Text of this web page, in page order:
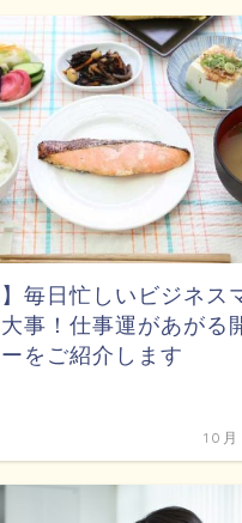
】毎日忙しいビジネス
事！仕事運があがる
をご紹介します
10